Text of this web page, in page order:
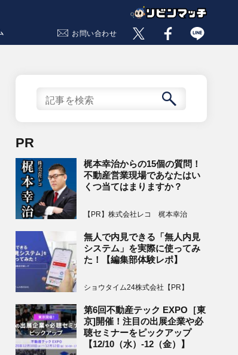
お問い合わせ
PR
梶本幸治からの15個の質問！
不動産営業現場であなたはい
くつ当てはまりますか？
【PR】株式会社レコ 梶本幸治
無人で内見できる「無人内見
システム」を実際に使ってみ
た！【編集部体験レポ】
ショウタイム24株式会社【PR】
第6回不動産テック EXPO［東
京]開催！注目の出展企業や必
聴セミナーをピックアップ
【12/10（水）-12（金）】